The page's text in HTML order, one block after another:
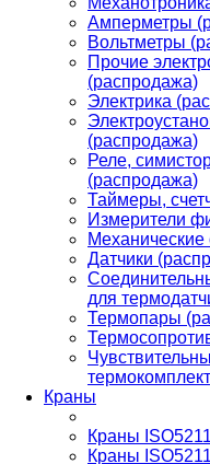
Амперметры
Вольтметры
Прочие
(распродажа)
Электрика
(распродажа)
Реле,
(распродажа)
Таймеры,
Измерители
Механические
Датчики
для
Термопары
Краны
Краны ISO5211
Краны